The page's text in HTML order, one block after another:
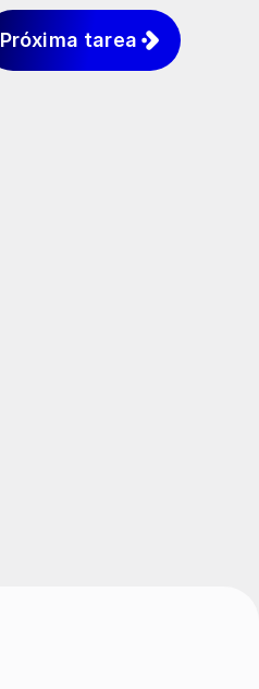
Próxima tarea